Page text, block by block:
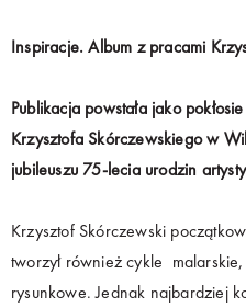
Inspiracje. Album z pracami
Publikacja powstała jako
Krzysztofa Skórczewskiego w
jubileuszu 75-lecia urodzin
Krzysztof Skórczewski
tworzył również cykle
rysunkowe. Jednak najbardziej